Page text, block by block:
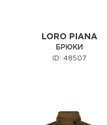
LORO PIANA
БРЮКИ
ID: 48507